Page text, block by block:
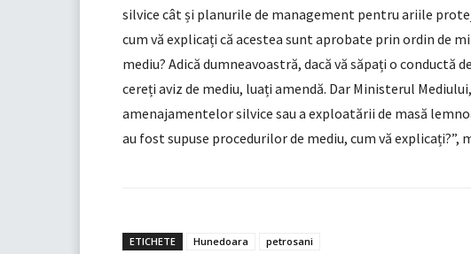
silvice cât și planurile de management pentru ariile
cum vă explicați că acestea sunt aprobate prin ordin de
mediu? Adică dumneavoastră, dacă vă săpați o conductă
cereți aviz de mediu, luați amendă. Dar Ministerul
amenajamentelor silvice sau a exploatării de masă
au fost supuse procedurilor de mediu, cum vă explicați?”,
ETICHETE Hunedoara petrosani